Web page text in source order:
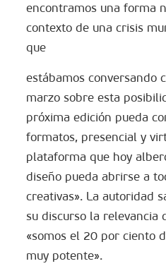
encontramos una forma
contexto de una crisis
que
estábamos conversando
marzo sobre esta
próxima edición pueda
formatos, presencial y
plataforma que hoy
diseño pueda abrirse a
creativas». La autoridad
su discurso la relevancia
«somos el 20 por ciento
muy potente».